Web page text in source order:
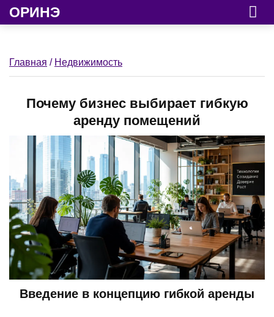
ОРИНЭ
Главная / Недвижимость
Почему бизнес выбирает гибкую
аренду помещений
Введение в концепцию гибкой аренды